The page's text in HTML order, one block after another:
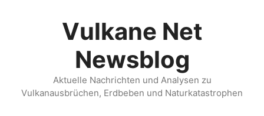
Vulkane Net
Newsblog
Aktuelle Nachrichten und Analysen zu
Vulkanausbrüchen, Erdbeben und Naturkatastrophen